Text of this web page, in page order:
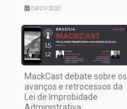
04/01/2022
MackCast debate sobre os
avanços e retrocessos da
Lei de Improbidade